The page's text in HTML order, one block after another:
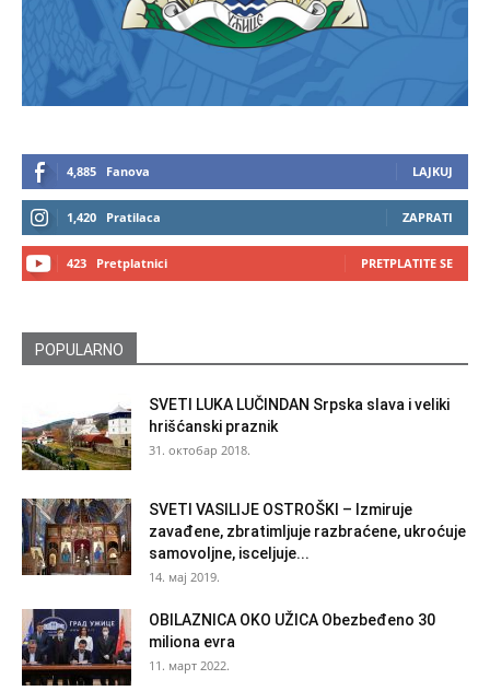
4,885 Fanova LAJKUJ
1,420 Pratilaca ZAPRATI
423 Pretplatnici PRETPLATITE SE
POPULARNO
SVETI LUKA LUČINDAN Srpska slava i veliki
hrišćanski praznik
31. октобар 2018.
SVETI VASILIJE OSTROŠKI – Izmiruje
zavađene, zbratimljuje razbraćene, ukroćuje
samovoljne, isceljuje...
14. мај 2019.
OBILAZNICA OKO UŽICA Obezbeđeno 30
miliona evra
11. март 2022.